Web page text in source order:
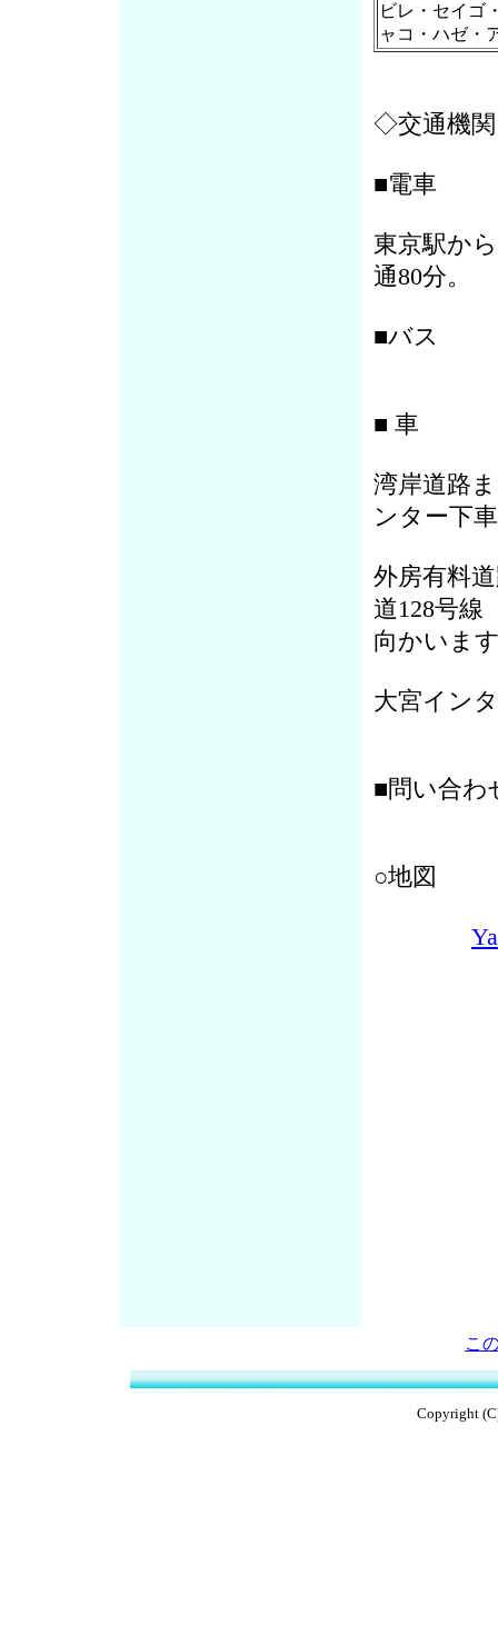
ビレ・セイゴ
ャコ・ハゼ・
◇交通機関
■電車
東京駅か
通80分。
■バス
■ 車
湾岸道路
ンター下
外房有料
道128号線
向かいま
大宮イン
■問い合わ
○地図
こ
Copyright